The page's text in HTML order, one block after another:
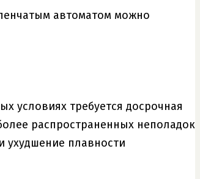
автоматом можно
условиях требуется досрочная
распространенных неполадок
ухудшение плавности